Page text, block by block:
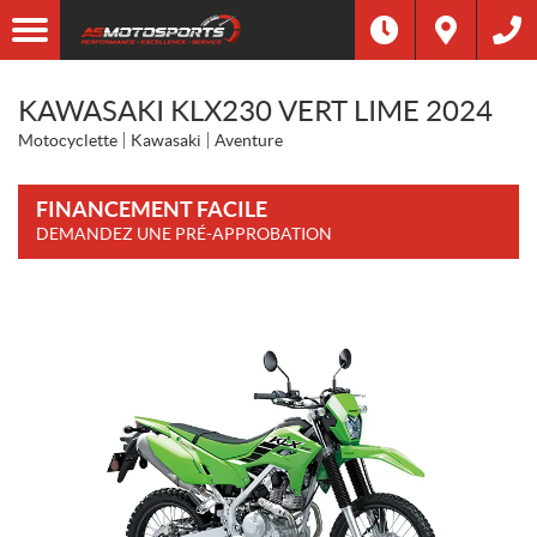
KAWASAKI KLX230 VERT LIME 2024
Motocyclette Kawasaki Aventure
FINANCEMENT FACILE
DEMANDEZ UNE PRÉ-APPROBATION